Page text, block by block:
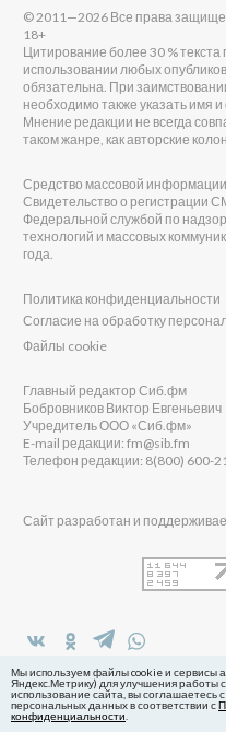
в Яндекс.Дзен
© 2011—2026 Все права
18+
Цитирование более 30 %
использовании любых
обязательна. При
необходимо также указать имя
Мнение редакции не всегда
таком жанре, как авторские
Средство массовой
Свидетельство о
Федеральной службой по
технологий и массовых
года.
Политика конфиденциальности
Согласие на обработку
Файлы cookie
Главный редактор Сиб.фм
Бобровников Виктор Евгеньевич
Учредитель ООО «Сиб.фм»
E-mail редакции: fm@sib.fm
Телефон редакции: 8(800) 600-
Сайт разработан и
Мы используем файлы cookie и сервисы
Яндекс.Метрику) для улучшения работы
использование сайта, вы соглашаетесь
персональных данных в соответствии с
конфиденциальности